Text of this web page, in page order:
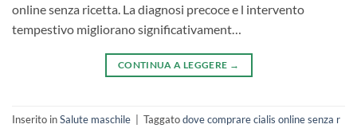
online senza ricetta. La diagnosi precoce e l intervento
tempestivo migliorano significativament…
CONTINUA A LEGGERE →
Inserito inSalute maschile Taggatodove comprare cialis online senza r